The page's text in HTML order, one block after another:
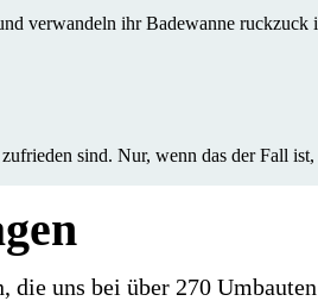
verwandeln ihr Badewanne ruckzuck
sind. Nur, wenn das der Fall
uns bei über 270